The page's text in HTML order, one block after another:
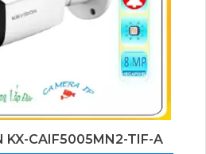
KX-CAIF5005MN2-TIF-A